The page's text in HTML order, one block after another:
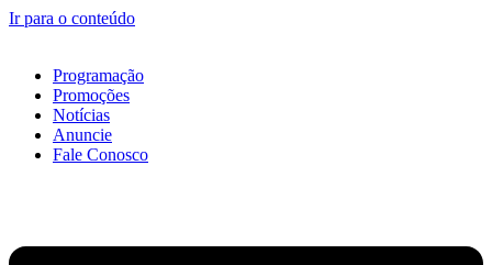
Ir para o conteúdo
Programação
Promoções
Notícias
Anuncie
Fale Conosco